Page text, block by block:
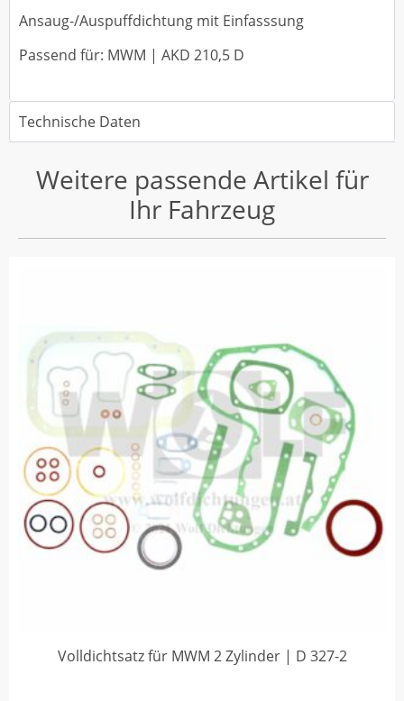
Ansaug-/Auspuffdichtung mit Einfasssung
Passend für: MWM | AKD 210,5 D
Technische Daten
Weitere passende Artikel für
Ihr Fahrzeug
Volldichtsatz für MWM 2 Zylinder | D 327-2